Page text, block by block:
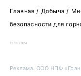
Главная / Добыча /
безопасности для
12.11.2024
Реклама. ООО НПФ